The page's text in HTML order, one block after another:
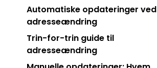
Automatiske opdateringer ved
adresseændring
Trin-for-trin guide til
adresseændring